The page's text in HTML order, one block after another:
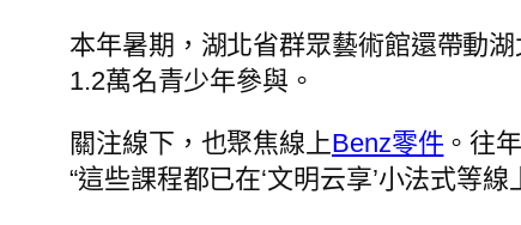
本年暑期，湖北省群眾藝術館還帶動
1.2萬名青少年參與。
關注線下，也聚焦線上Benz零件 。往
“這些課程都已在‘文明云享’小法式等